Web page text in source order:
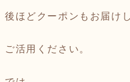
後ほどクーポンもお届け
ご活用ください。